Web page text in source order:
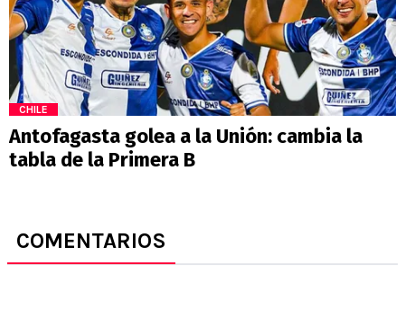
CHILE
Antofagasta golea a la Unión: cambia la
tabla de la Primera B
COMENTARIOS